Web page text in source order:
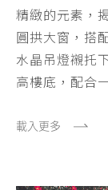
載入更多
精緻的元素，
圓拱大窗，搭
水晶吊燈襯托
高樓底，配合